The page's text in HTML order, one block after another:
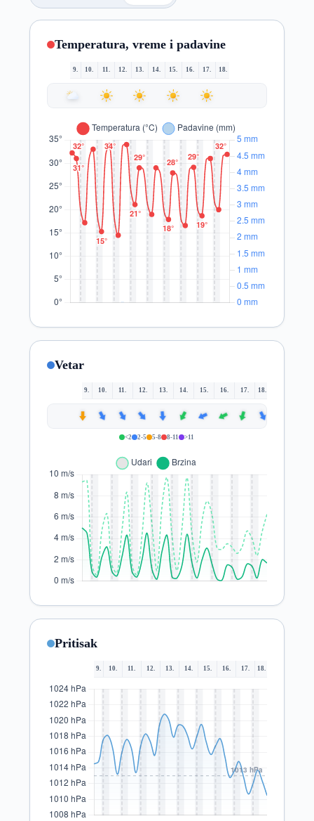
Temperatura, vreme i padavine
9. 10. 11. 12. 13. 14. 15. 16. 17. 18.
Vetar
9. 10. 11. 12. 13. 14. 15. 16. 17. 18.
Pritisak
9. 10. 11. 12. 13. 14. 15. 16. 17. 18.